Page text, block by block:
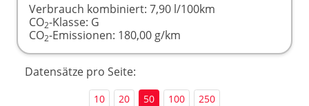
Verbrauch kombiniert: 7,90 l/100km
CO2-Klasse: G
CO2-Emissionen: 180,00 g/km
Datensätze pro Seite:
10 20 50 100 250